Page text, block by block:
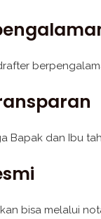
Bapak dan Ibu
bisa melalui